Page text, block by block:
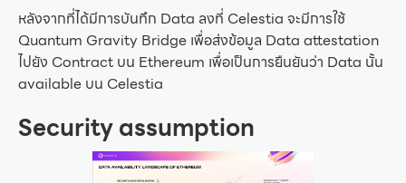
หลังจากที่ได้มีการบันทึก Data ลงที่ Celestia จะมีการใช้
Quantum Gravity Bridge เพื่อส่งข้อมูล Data attestation
ไปยัง Contract บน Ethereum เพื่อเป็นการยืนยันว่า Data นั้น
available บน Celestia
Security assumption